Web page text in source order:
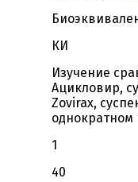
КИ
Изучение
Ацикловир,
Zovirax,
1
40